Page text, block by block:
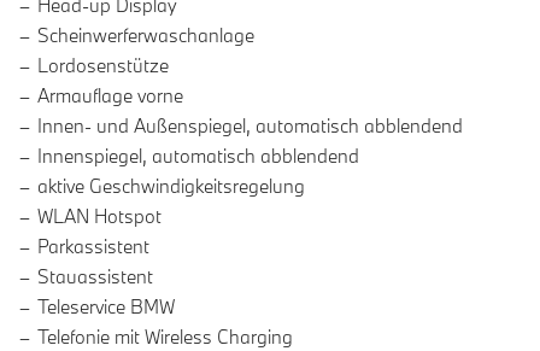
Head-up Display
Scheinwerferwaschanlage
Lordosenstütze
Armauflage vorne
Innen- und Außenspiegel, automatisch abblendend
Innenspiegel, automatisch abblendend
aktive Geschwindigkeitsregelung
WLAN Hotspot
Parkassistent
Stauassistent
Teleservice BMW
Telefonie mit Wireless Charging